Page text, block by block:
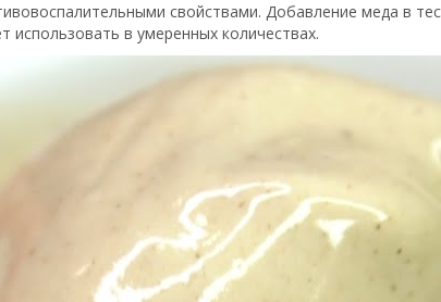
свойствами. Добавление меда в
в умеренных количествах.